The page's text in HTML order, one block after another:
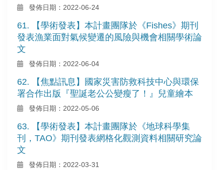
發佈日期：2022-06-24
61. 【學術發表】本計畫團隊於《Fishes》期刊
發表漁業面對氣候變遷的風險與機會相關學術論
文
發佈日期：2022-06-04
62. 【焦點訊息】國家災害防救科技中心與環保
署合作出版『聖誕老公公變瘦了！』兒童繪本
發佈日期：2022-05-06
63. 【學術發表】本計畫團隊於《地球科學集
刊，TAO》期刊發表網格化觀測資料相關研究論
文
發佈日期：2022-03-31